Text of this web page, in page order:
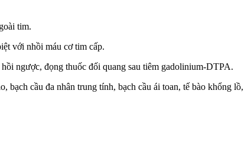
tim.
với nhồi máu cơ tim cấp.
ngược, đọng thuốc đối quang sau tiêm gadolinium-DTPA.
cầu đa nhân trung tính, bạch cầu ái toan, tế bào khổng lồ,